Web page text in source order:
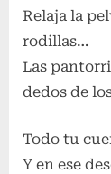
Relaja la
rodillas…
Las
dedos de
Todo tu
Y en ese